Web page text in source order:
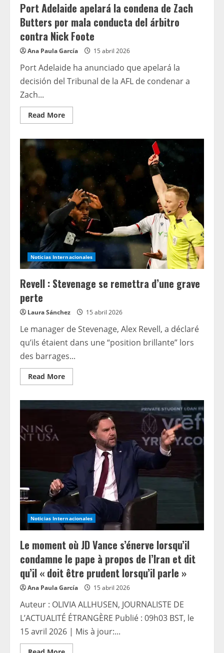
de
«
mannequin
»
et
sa
peau
«
sans
rides
»,
affirme
en
langage
corporel
Port Adelaide apelará la condena de Zach
Butters por mala conducta del árbitro
contra Nick Foote
Ana Paula García 15 abril 2026
Port Adelaide ha anunciado que apelará la
decisión del Tribunal de la AFL de condenar a
Zach...
Read MoreRead
more
Adelaide
apelará
condena
de
por
mala
conducta
del
árbitro
contra
Nick
Foote
Noticias Internacionales
Revell : Stevenage se remettra d’une grave
perte
Laura Sánchez 15 abril 2026
Le manager de Stevenage, Alex Revell, a déclaré
qu’ils étaient dans une “position brillante” lors
des barrages...
Read MoreRead
more
Stevenage
remettra
Noticias Internacionales
Le moment où JD Vance s’énerve lorsqu’il
condamne le pape à propos de l’Iran et dit
qu’il « doit être prudent lorsqu’il parle »
Ana Paula García 15 abril 2026
Auteur : OLIVIA ALLHUSEN, JOURNALISTE DE
L’ACTUALITÉ ÉTRANGÈRE Publié : 09h03 BST, le
15 avril 2026 | Mis à jour:...